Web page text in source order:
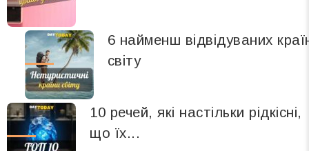
6 найменш відвідуваних
світу
10 речей, які настільки рідкісні,
що їх...